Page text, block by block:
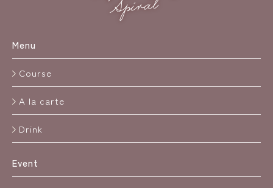
Menu
Course
A la carte
Drink
Event